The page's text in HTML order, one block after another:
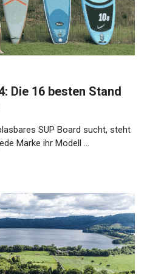
Die 16 besten Stand
SUP Board sucht, steht
Marke ihr Modell …